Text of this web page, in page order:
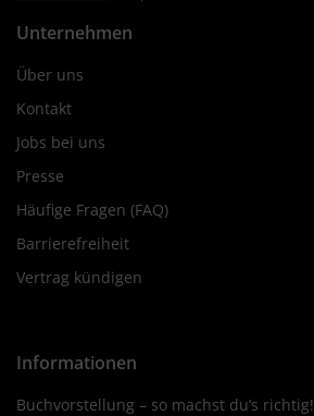
Unternehmen
Über uns
Kontakt
Jobs bei uns
Presse
Häufige Fragen (FAQ)
Barrierefreiheit
Vertrag kündigen
Informationen
Buchvorstellung – so machst du’s richtig!